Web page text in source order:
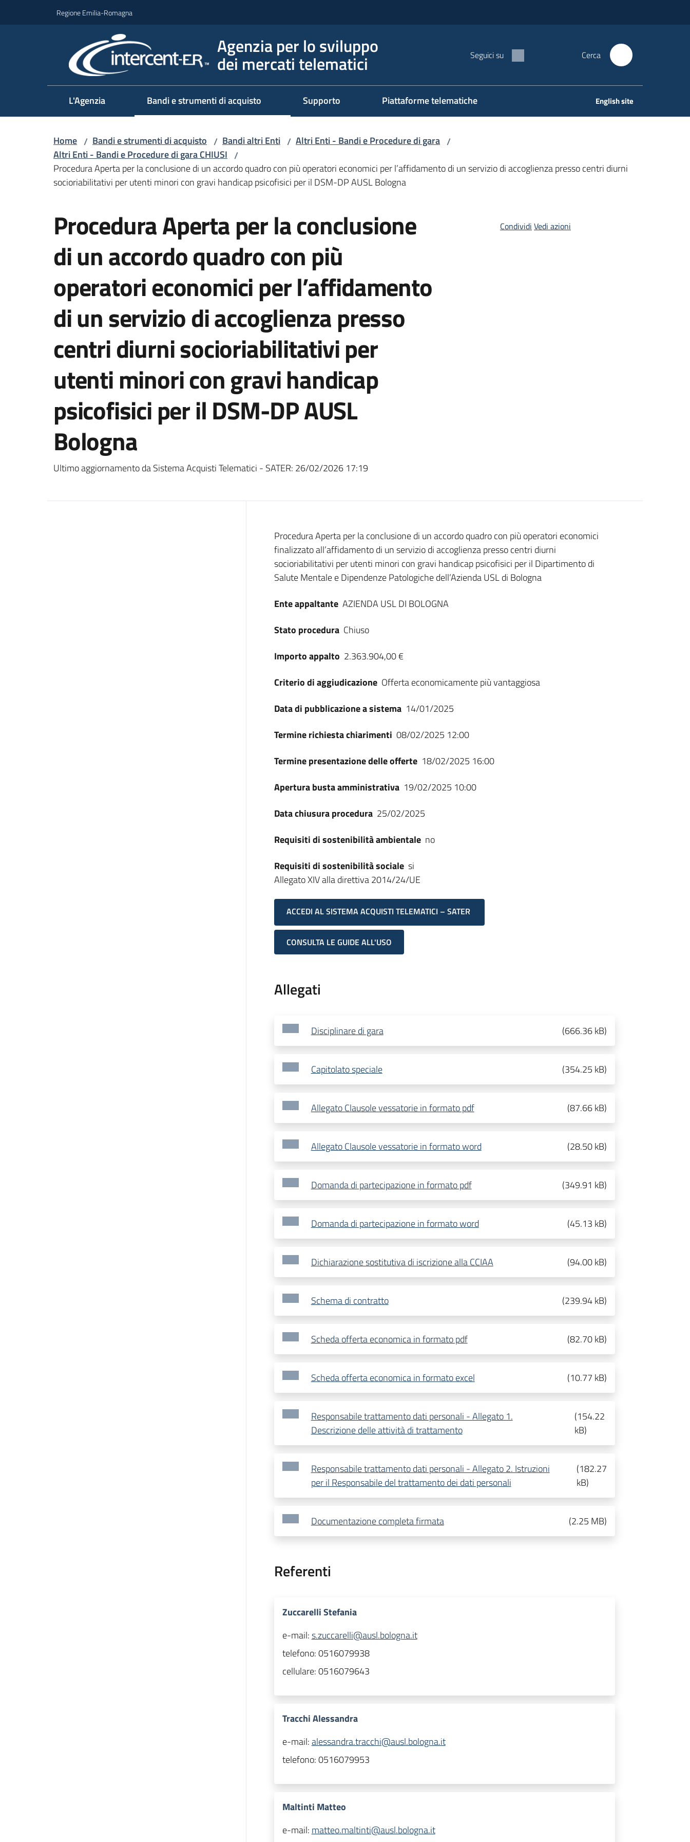
Regione Emilia-Romagna
Agenzia per lo sviluppo
dei mercati telematici Seguici su Cerca
L'Agenzia Bandi e strumenti di acquisto Supporto Piattaforme telematiche English site
Home / Bandi e strumenti di acquisto / Bandi altri Enti / Altri Enti - Bandi e Procedure di gara /
Altri Enti - Bandi e Procedure di gara CHIUSI /
Procedura Aperta per la conclusione di un accordo quadro con più operatori economici per l’affidamento di un servizio di accoglienza presso centri diurni
socioriabilitativi per utenti minori con gravi handicap psicofisici per il DSM-DP AUSL Bologna
Procedura Aperta per la conclusione
di un accordo quadro con più
operatori economici per l’affidamento
di un servizio di accoglienza presso
centri diurni socioriabilitativi per
utenti minori con gravi handicap
psicofisici per il DSM-DP AUSL
Bologna
Ultimo aggiornamento da Sistema Acquisti Telematici - SATER: 26/02/2026 17:19
Condividi Vedi azioni
Dati del bando
Procedura Aperta per la conclusione di un accordo quadro con più operatori economici
finalizzato all’affidamento di un servizio di accoglienza presso centri diurni
socioriabilitativi per utenti minori con gravi handicap psicofisici per il Dipartimento di
Salute Mentale e Dipendenze Patologiche dell’Azienda USL di Bologna
Ente appaltante AZIENDA USL DI BOLOGNA
Stato procedura Chiuso
Importo appalto 2.363.904,00 €
Criterio di aggiudicazione Offerta economicamente più vantaggiosa
Data di pubblicazione a sistema 14/01/2025
Termine richiesta chiarimenti 08/02/2025 12:00
Termine presentazione delle offerte 18/02/2025 16:00
Apertura busta amministrativa 19/02/2025 10:00
Data chiusura procedura 25/02/2025
Requisiti di sostenibilità ambientale no
Requisiti di sostenibilità sociale si
Allegato XIV alla direttiva 2014/24/UE
ACCEDI AL SISTEMA ACQUISTI TELEMATICI – SATER
CONSULTA LE GUIDE ALL'USO
Allegati
Disciplinare di gara (666.36 kB)
Capitolato speciale (354.25 kB)
Allegato Clausole vessatorie in formato pdf (87.66 kB)
Allegato Clausole vessatorie in formato word (28.50 kB)
Domanda di partecipazione in formato pdf (349.91 kB)
Domanda di partecipazione in formato word (45.13 kB)
Dichiarazione sostitutiva di iscrizione alla CCIAA (94.00 kB)
Schema di contratto (239.94 kB)
Scheda offerta economica in formato pdf (82.70 kB)
Scheda offerta economica in formato excel (10.77 kB)
Responsabile trattamento dati personali - Allegato 1.
Descrizione delle attività di trattamento
(154.22
kB)
Responsabile trattamento dati personali - Allegato 2. Istruzioni
per il Responsabile del trattamento dei dati personali
(182.27
kB)
Documentazione completa firmata (2.25 MB)
Referenti
Zuccarelli Stefania
e-mail:s.zuccarelli@ausl.bologna.it
telefono:0516079938
cellulare:0516079643
Tracchi Alessandra
e-mail:alessandra.tracchi@ausl.bologna.it
telefono:0516079953
Maltinti Matteo
e-mail: matteo.maltinti@ausl.bologna.it